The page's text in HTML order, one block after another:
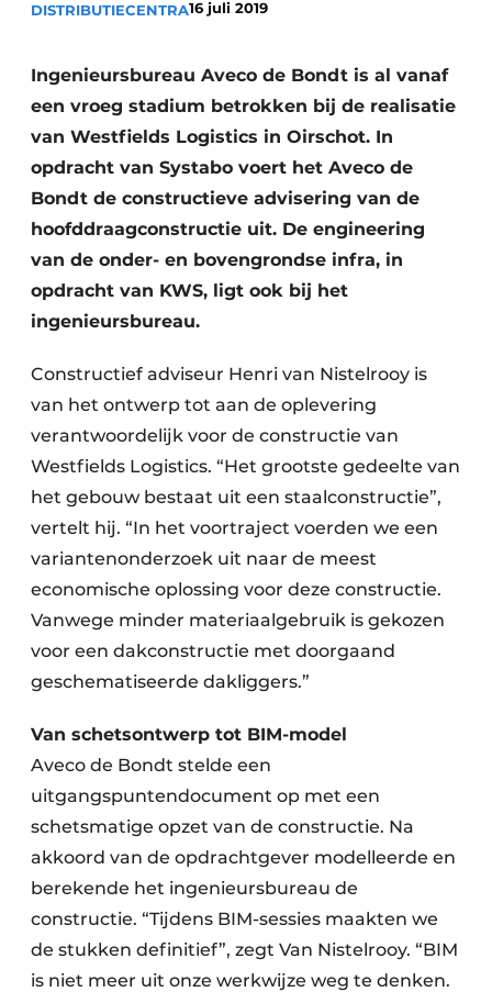
storymetadata
Vacature aanmelden
Vacatures
Video’s
Glas
Modulair bouwen
DISTRIBUTIECENTRA16 juli 2019
Ingenieursbureau Aveco de Bondt is al vanaf
een vroeg stadium betrokken bij de realisatie
van Westfields Logistics in Oirschot. In
opdracht van Systabo voert het Aveco de
Bondt de constructieve advisering van de
hoofddraagconstructie uit. De engineering
van de onder- en bovengrondse infra, in
opdracht van KWS, ligt ook bij het
ingenieursbureau.
Constructief adviseur Henri van Nistelrooy is
van het ontwerp tot aan de oplevering
verantwoordelijk voor de constructie van
Westfields Logistics. “Het grootste gedeelte van
het gebouw bestaat uit een staalconstructie”,
vertelt hij. “In het voortraject voerden we een
variantenonderzoek uit naar de meest
economische oplossing voor deze constructie.
Vanwege minder materiaalgebruik is gekozen
voor een dakconstructie met doorgaand
geschematiseerde dakliggers.”
Van schetsontwerp tot BIM-model
Aveco de Bondt stelde een
uitgangspuntendocument op met een
schetsmatige opzet van de constructie. Na
akkoord van de opdrachtgever modelleerde en
berekende het ingenieursbureau de
constructie. “Tijdens BIM-sessies maakten we
de stukken definitief”, zegt Van Nistelrooy. “BIM
is niet meer uit onze werkwijze weg te denken.